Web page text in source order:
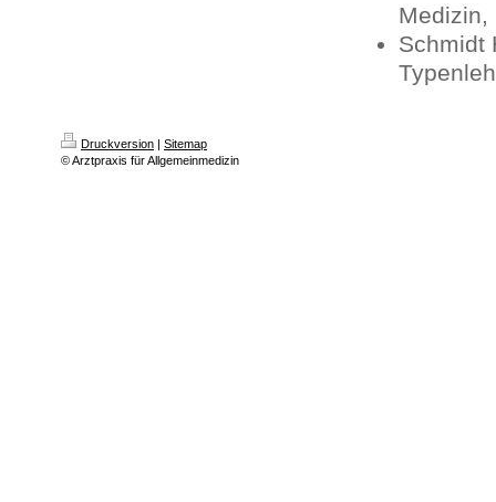
Medizin,
Schmidt
Druckversion | Sitemap
© Arztpraxis für Allgemeinmedizin